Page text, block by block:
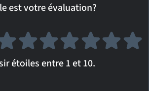
est votre évaluation?
étoiles entre 1 et 10.